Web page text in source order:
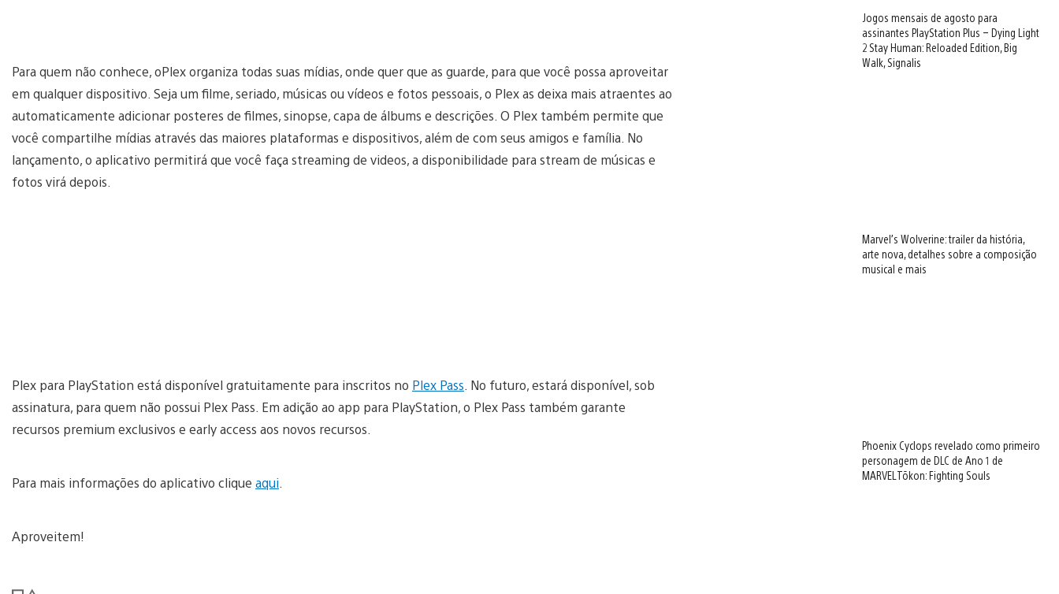
Para quem não conhece, oPlex organiza todas suas mídias, onde quer que as guarde, para que você possa aproveitar
em qualquer dispositivo. Seja um filme, seriado, músicas ou vídeos e fotos pessoais, o Plex as deixa mais atraentes ao
automaticamente adicionar posteres de filmes, sinopse, capa de álbums e descrições. O Plex também permite que
você compartilhe mídias através das maiores plataformas e dispositivos, além de com seus amigos e família. No
lançamento, o aplicativo permitirá que você faça streaming de videos, a disponibilidade para stream de músicas e
fotos virá depois.
Plex para PlayStation está disponível gratuitamente para inscritos no Plex Pass . No futuro, estará disponível, sob
assinatura, para quem não possui Plex Pass. Em adição ao app para PlayStation, o Plex Pass também garante
recursos premium exclusivos e early access aos novos recursos.
Para mais informações do aplicativo clique aqui
Aproveitem!
Jogos mensais de agosto para
assinantes PlayStation Plus – Dying Light
2 Stay Human: Reloaded Edition, Big
Walk, Signalis
Marvel’s Wolverine: trailer da história,
arte nova, detalhes sobre a composição
musical e mais
Phoenix Cyclops revelado como primeiro
personagem de DLC de Ano 1 de
MARVEL Tōkon: Fighting Souls